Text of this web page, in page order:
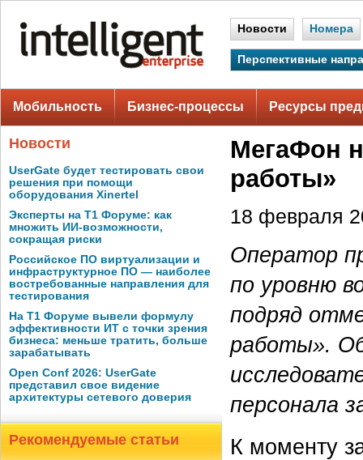
Новости Номера
Перспективные
Мобильность Бизнес-процессы Ресурсы
Новости
UserGate будет тестировать свои
решения при помощи
оборудования Xinertel
Эксперты на Т1 Форуме: как
множить ИИ-возможности,
сокращая риски
Российское ПО виртуализации и
инфраструктурное ПО — наиболее
востребованные направления для
тестирования
На Т1 Форуме вывели формулу
эффективности ИТ с точки зрения
бизнеса: меньше тратить, больше
зарабатывать
Open Conf 2026: UserGate
представил свое видение
архитектуры сетевого доверия
Рекомендуемые статьи
МегаФон
работы»
18 февраля
Оператор
по уровню
подряд
работы».
персонала
К моменту